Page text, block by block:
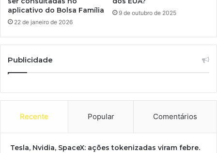
aplicativo do Bolsa Família
22 de janeiro de 2026
9 de outubro de 2025
Publicidade
Recente Popular Comentários
Tesla, Nvidia, SpaceX: ações tokenizadas viram febre.